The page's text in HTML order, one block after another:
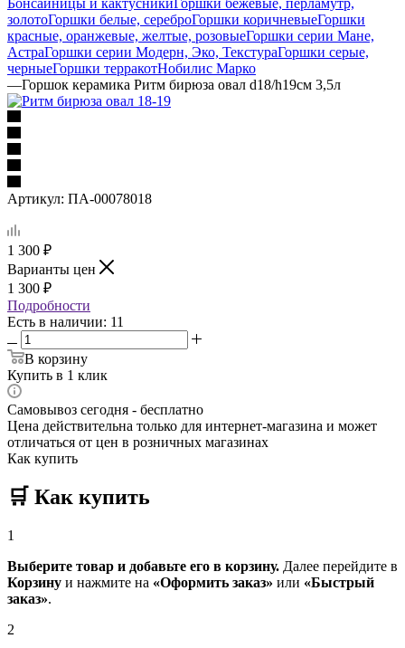
золотоГоршки белые, сереброГоршки коричневыеГоршки
красные, оранжевые, желтые, розовыеГоршки серии Мане,
АстраГоршки серии Модерн, Эко, ТекстураГоршки серые,
черныеГоршки терракотНобилис Марко
—Горшок керамика Ритм бирюза овал d18/h19см 3,5л
Артикул: ПА-00078018
1 300 ₽
Варианты цен
1 300 ₽
Подробности
Есть в наличии: 11
В корзину
Купить в 1 клик
Самовывоз сегодня - бесплатно
Цена действительна только для интернет-магазина и может
отличаться от цен в розничных магазинах
Как купить
🛒 Как купить
1
Выберите товар и добавьте его в корзину. Далее перейдите в
Корзину и нажмите на «Оформить заказ» или «Быстрый
заказ».
2